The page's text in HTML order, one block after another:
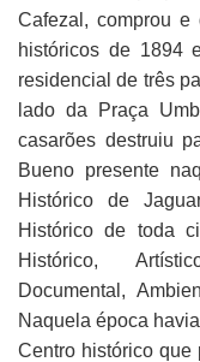
Cafezal, comprou e
históricos de 1894
residencial de três
lado da Praça
casarões destruiu
Bueno presente
Histórico de
Histórico de toda
Histórico,
Documental,
Naquela época
Centro histórico que